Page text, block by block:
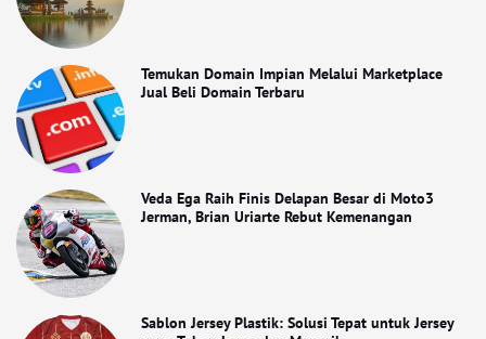
Temukan Domain Impian Melalui Marketplace
Jual Beli Domain Terbaru
Veda Ega Raih Finis Delapan Besar di Moto3
Jerman, Brian Uriarte Rebut Kemenangan
Sablon Jersey Plastik: Solusi Tepat untuk Jersey